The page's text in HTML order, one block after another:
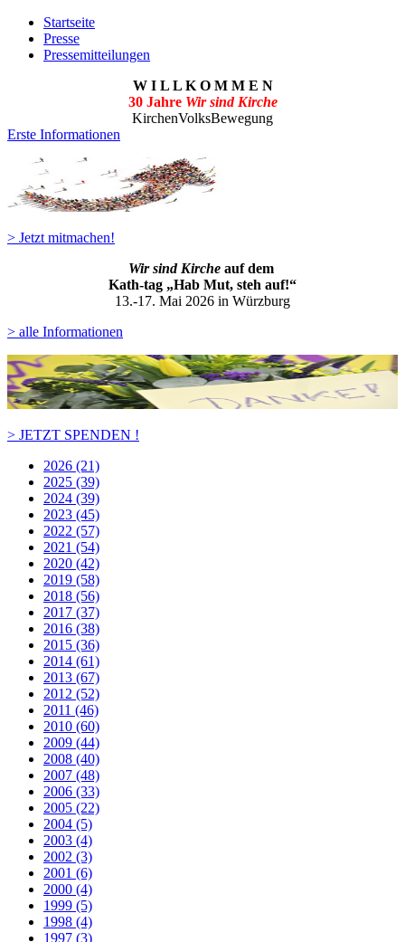
Startseite
Presse
Pressemitteilungen
W I L L K O M M E N
30 Jahre Wir sind Kirche
KirchenVolksBewegung
Erste Informationen
> Jetzt mitmachen!
Wir sind Kirche auf dem
Kath-tag „Hab Mut, steh auf!“
13.-17. Mai 2026 in Würzburg
> alle Informationen
> JETZT SPENDEN !
2026 (21)
2025 (39)
2024 (39)
2023 (45)
2022 (57)
2021 (54)
2020 (42)
2019 (58)
2018 (56)
2017 (37)
2016 (38)
2015 (36)
2014 (61)
2013 (67)
2012 (52)
2011 (46)
2010 (60)
2009 (44)
2008 (40)
2007 (48)
2006 (33)
2005 (22)
2004 (5)
2003 (4)
2002 (3)
2001 (6)
2000 (4)
1999 (5)
1998 (4)
1997 (3)